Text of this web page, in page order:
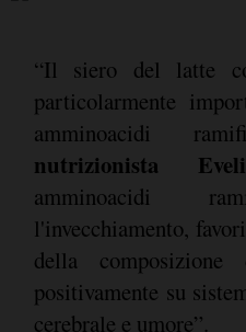
“Il siero del latte
particolarmente
amminoacidi
nutrizionista
amminoacidi
l'invecchiamento,
della composizione
positivamente su
cerebrale e umore”.